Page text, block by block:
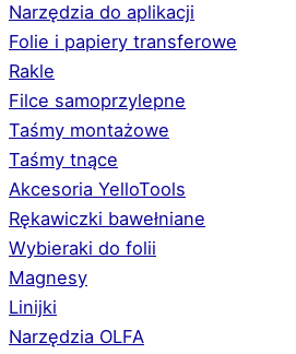
Narzędzia do aplikacji
Folie i papiery transferowe
Rakle
Filce samoprzylepne
Taśmy montażowe
Taśmy tnące
Akcesoria YelloTools
Rękawiczki bawełniane
Wybieraki do folii
Magnesy
Linijki
Narzędzia OLFA